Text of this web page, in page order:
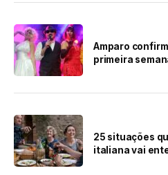
Amparo
primeira
25 situações
italiana vai